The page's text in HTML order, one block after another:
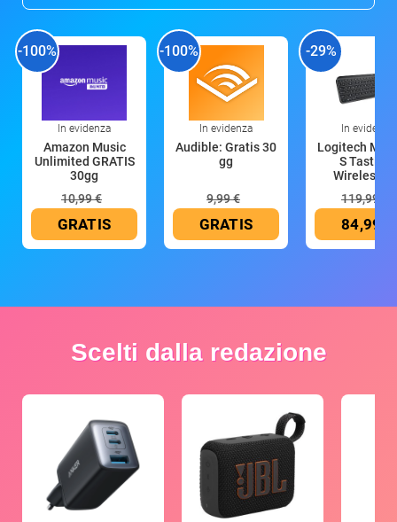
-100%
In evidenza
Amazon Music
Unlimited GRATIS
30gg
10,99 €
GRATIS
-100%
In evidenza
Audible: Gratis 30
gg
9,99 €
GRATIS
-29%
In evidenza
Logitech MX
S Tastiera
Wireless
119,99 €
84,99 €
Scelti dalla redazione